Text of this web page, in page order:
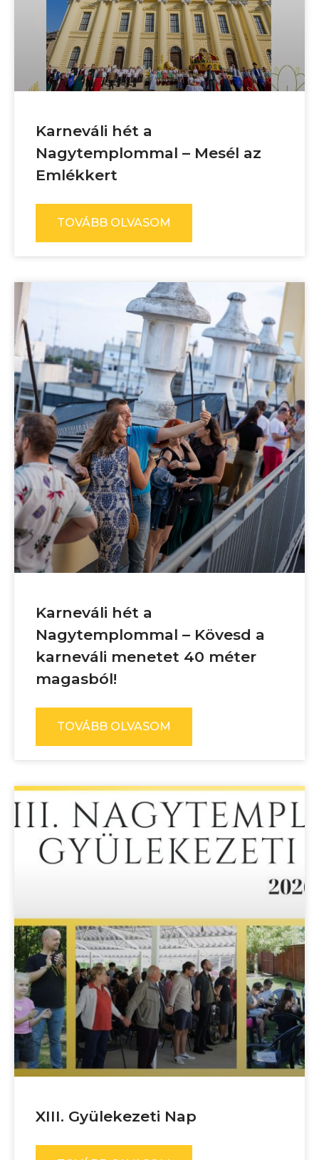
Karneváli hét a
Nagytemplommal – Mesél az
Emlékkert
TOVÁBB OLVASOM
Karneváli hét a
Nagytemplommal – Kövesd a
karneváli menetet 40 méter
magasból!
TOVÁBB OLVASOM
XIII. Gyülekezeti Nap